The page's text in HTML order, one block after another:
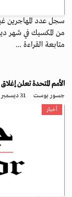
سجل عدد المهاجرين
من المكسيك في شهر ديسمبر
متابعة القراءة ...
الأمم المتحدة تعلن
جسور بوست 31 ديسمبر 2023 - 10:25
أخبار